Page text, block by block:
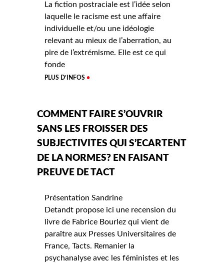
La fiction postraciale est l’idée selon
laquelle le racisme est une affaire
individuelle et/ou une idéologie
relevant au mieux de l’aberration, au
pire de l’extrémisme. Elle est ce qui
fonde
PLUS D’INFOS
COMMENT FAIRE S’OUVRIR
SANS LES FROISSER DES
SUBJECTIVITES QUI S’ECARTENT
DE LA NORMES? EN FAISANT
PREUVE DE TACT
Présentation Sandrine
Detandt propose ici une recension du
livre de Fabrice Bourlez qui vient de
paraître aux Presses Universitaires de
France, Tacts. Remanier la
psychanalyse avec les féministes et les